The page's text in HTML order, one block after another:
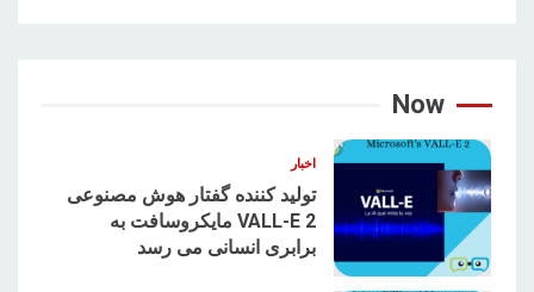
Now
اخبار
تولید کننده گفتار هوش مصنوعی
VALL-E 2 مایکروسافت به
برابری انسانی می رسد